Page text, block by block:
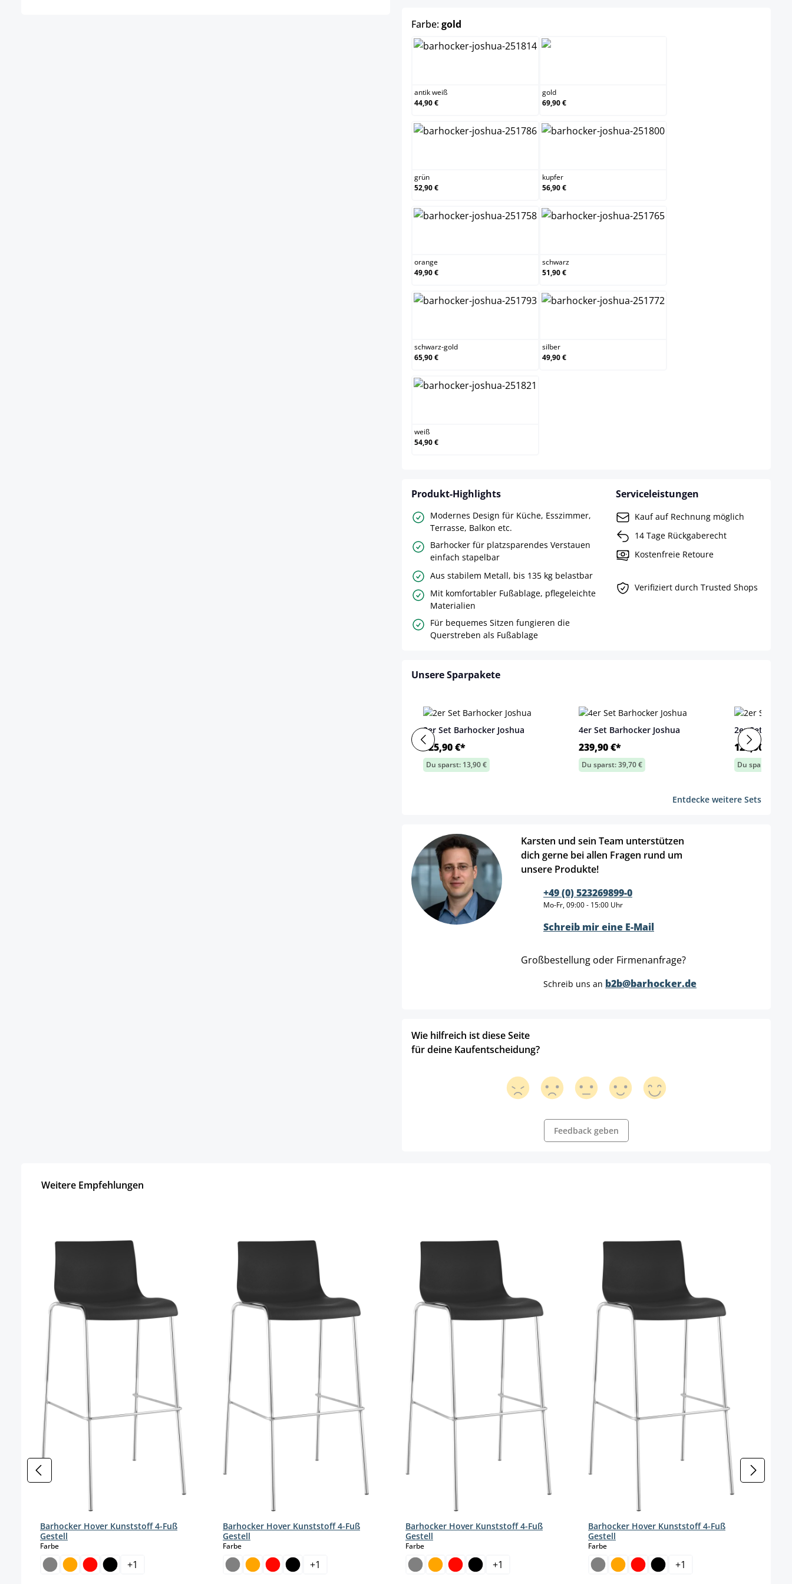
Farbe:gold
antik weiß
44,90 €
gold
69,90 €
grün
52,90 €
kupfer
56,90 €
orange
49,90 €
schwarz
51,90 €
schwarz-gold
65,90 €
silber
49,90 €
weiß
54,90 €
Produkt-Highlights
Modernes Design für Küche, Esszimmer,
Terrasse, Balkon etc.
Barhocker für platzsparendes Verstauen
einfach stapelbar
Aus stabilem Metall, bis 135 kg belastbar
Mit komfortabler Fußablage, pflegeleichte
Materialien
Für bequemes Sitzen fungieren die
Querstreben als Fußablage
Serviceleistungen
Kauf auf Rechnung möglich
14 Tage Rückgaberecht
Kostenfreie Retoure
Verifiziert durch Trusted Shops
Unsere Sparpakete
2er Set Barhocker Joshua
125,90 €*
Du sparst: 13,90 €
4er Set Barhocker Joshua
239,90 €*
Du sparst: 39,70 €
2er Set
125,90 €*
Du sparst:
Entdecke weitere Sets
Karsten und sein Team unterstützen
dich gerne bei allen Fragen rund um
unsere Produkte!
+49 (0) 523269899-0
Mo-Fr, 09:00 - 15:00 Uhr
Schreib mir eine E-Mail
Großbestellung oder Firmenanfrage?
Schreib uns an b2b@barhocker.de
Wie hilfreich ist diese Seite
für deine Kaufentscheidung?
Feedback geben
Weitere Empfehlungen
Barhocker Hover Kunststoff 4-Fuß
Gestell
Farbeauswählen
+1
Barhocker Hover Kunststoff 4-Fuß
Gestell
Farbeauswählen
+1
Barhocker Hover Kunststoff 4-Fuß
Gestell
Farbeauswählen
+1
Barhocker Hover Kunststoff 4-Fuß
Gestell
Farbeauswählen
+1